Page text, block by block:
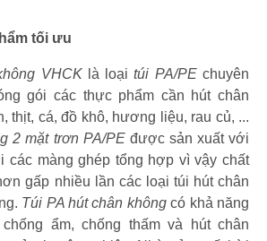
tối ưu
VHCK là loạitúi PA/PEchuyên
gói các thực phẩm cần hút chân
thịt, cá, đồ khô, hương liệu, rau củ, ...
2 mặt trơn PA/PEđược sản xuất với
các màng ghép tổng hợp vì vậy chất
gấp nhiều lần các loại túi hút chân
Túi PA hút chân khôngcó khả năng
ẩm, chống thấm và hút chân